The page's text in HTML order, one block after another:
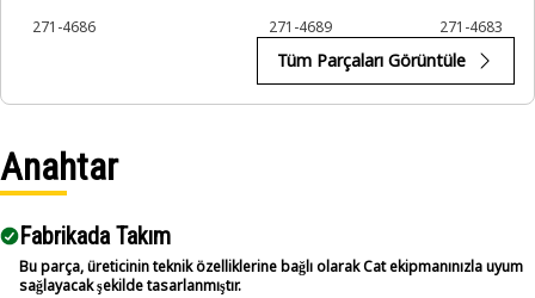
271-4686 271-4689 271-4683
Tüm Parçaları Görüntüle
Anahtar
Fabrikada Takım
Bu parça, üreticinin teknik özelliklerine bağlı olarak Cat ekipmanınızla uyum
sağlayacak şekilde tasarlanmıştır.